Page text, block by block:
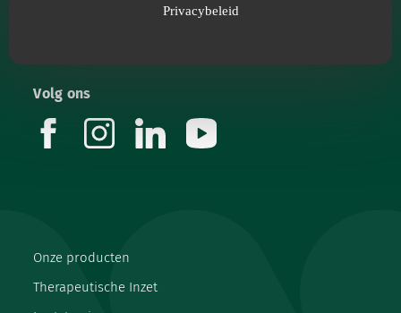
Privacybeleid
Onze kernmissie is om zorgverleners te voorzien
Onze producten
Therapeutische Inzet
Volg ons
facebookinstagramlinkedin